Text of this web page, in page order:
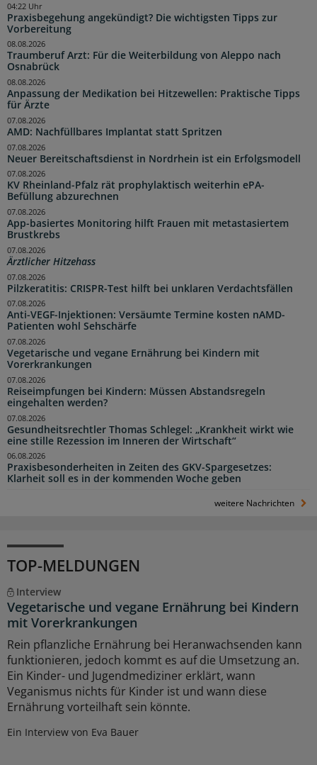
Praxisbegehung angekündigt? Die wichtigsten Tipps zur
Vorbereitung
04:22 Uhr
Traumberuf Arzt: Für die Weiterbildung von Aleppo nach
Osnabrück
08.08.2026
Anpassung der Medikation bei Hitzewellen: Praktische Tipps
für Ärzte
08.08.2026
AMD: Nachfüllbares Implantat statt Spritzen
07.08.2026
Neuer Bereitschaftsdienst in Nordrhein ist ein Erfolgsmodell
07.08.2026
KV Rheinland-Pfalz rät prophylaktisch weiterhin ePA-
Befüllung abzurechnen
07.08.2026
App-basiertes Monitoring hilft Frauen mit metastasiertem
Brustkrebs
07.08.2026
Ärztlicher Hitzehass
07.08.2026
Pilzkeratitis: CRISPR-Test hilft bei unklaren Verdachtsfällen
07.08.2026
Anti-VEGF-Injektionen: Versäumte Termine kosten nAMD-
Patienten wohl Sehschärfe
07.08.2026
Vegetarische und vegane Ernährung bei Kindern mit
Vorerkrankungen
07.08.2026
Reiseimpfungen bei Kindern: Müssen Abstandsregeln
eingehalten werden?
07.08.2026
Gesundheitsrechtler Thomas Schlegel: „Krankheit wirkt wie
eine stille Rezession im Inneren der Wirtschaft“
07.08.2026
Praxisbesonderheiten in Zeiten des GKV-Spargesetzes:
Klarheit soll es in der kommenden Woche geben
06.08.2026
weitere Nachrichten
TOP-MELDUNGEN
Interview
Vegetarische und vegane Ernährung bei Kindern
mit Vorerkrankungen
Rein pflanzliche Ernährung bei Heranwachsenden kann
funktionieren, jedoch kommt es auf die Umsetzung an.
Ein Kinder- und Jugendmediziner erklärt, wann
Veganismus nichts für Kinder ist und wann diese
Ernährung vorteilhaft sein könnte.
Ein Interview von Eva Bauer